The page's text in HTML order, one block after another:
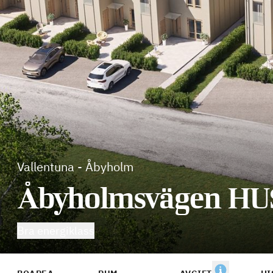
Vallentuna- Åbyholm
Åbyholmsvägen